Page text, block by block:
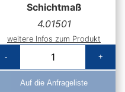
Schichtmaß
4.01501
weitere Infos zum Produkt
-
+
Auf die Anfrageliste